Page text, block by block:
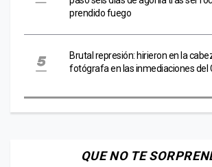
prendido fuego
Brutal represión: hirieron en la
fotógrafa en las inmediaciones del
QUE NO TE